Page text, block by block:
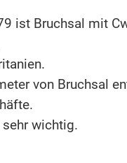
ist Bruchsal mit
von Bruchsal
sehr wichtig.